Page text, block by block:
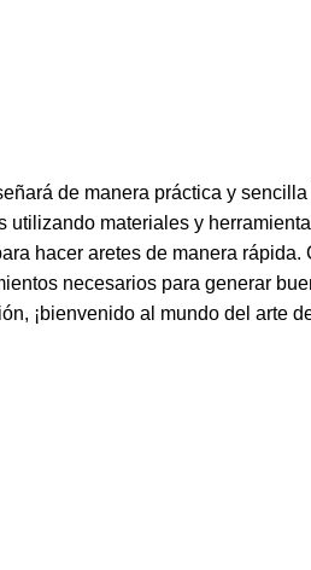
de manera práctica y
materiales y
hacer aretes de manera
necesarios para generar
¡bienvenido al mundo del arte